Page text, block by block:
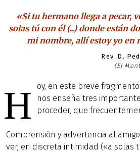
«Si tu hermano llega a pecar,
solas tú con él (...) donde están
mi nombre, allí estoy yo en
Rev. D.
(El
H
oy, en este breve
nos enseña tres
proceder, que
Comprensión y advertencia al
ver, en discreta intimidad («a solas